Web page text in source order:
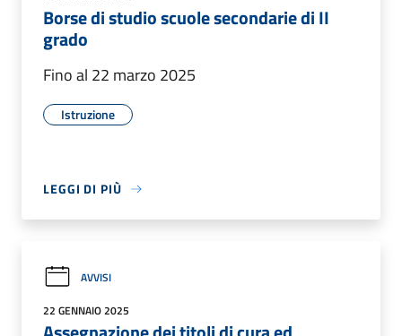
Borse di studio scuole secondarie di II
grado
Fino al 22 marzo 2025
Istruzione
LEGGI DI PIÙ
AVVISI
22 GENNAIO 2025